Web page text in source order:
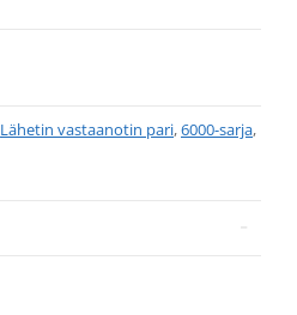
Lähetin vastaanotin pari,6000-sarja,